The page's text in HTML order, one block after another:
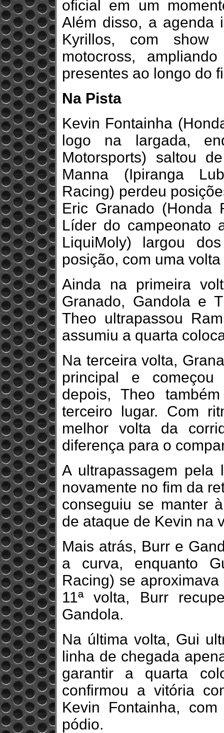
oficial em um
Além disso, a agenda
Kyrillos, com show
motocross,
presentes ao longo do
Na Pista
Kevin Fontainha
logo na largada,
Motorsports) saltou
Manna (Ipiranga
Racing) perdeu
Eric Granado (Honda
Líder do campeonato
LiquiMoly) largou
posição, com uma
Ainda na primeira
Granado, Gandola e
Theo ultrapassou
assumiu a quarta
Na terceira volta,
principal e
depois, Theo
terceiro lugar. Com
melhor volta da
diferença para o
A ultrapassagem pela
novamente no fim da
conseguiu se manter
de ataque de Kevin na
Mais atrás, Burr e
a curva, enquanto
Racing) se
11ª volta, Burr
Gandola.
Na última volta, Gui
linha de chegada
garantir a quarta
confirmou a vitória
Kevin Fontainha,
pódio.